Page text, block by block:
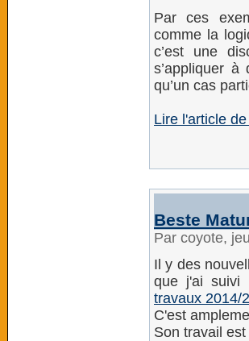
Par ces
comme la
c’est une
s’appliquer à
qu’un cas
Lire l'article
Beste
Par coyote,
Il y des
que j'ai suivi
travaux 2014/
C'est
Son travail